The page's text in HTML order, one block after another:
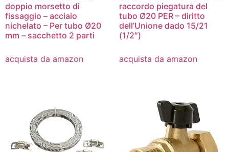
doppio morsetto di
fissaggio – acciaio
nichelato – Per tubo Ø20
mm – sacchetto 2 parti
acquista da amazon
raccordo piegatura del
tubo Ø20 PER – diritto
dell’Unione dado 15/21
(1/2″)
acquista da amazon